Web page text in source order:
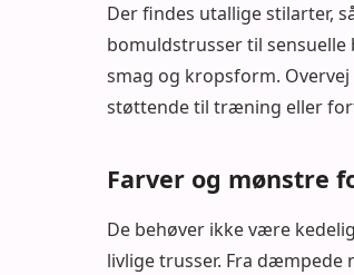
Der findes utallige stilarter,
bomuldstrusser til
smag og kropsform.
støttende til træning eller
Farver og mønstre
De behøver ikke være
livlige trusser. Fra